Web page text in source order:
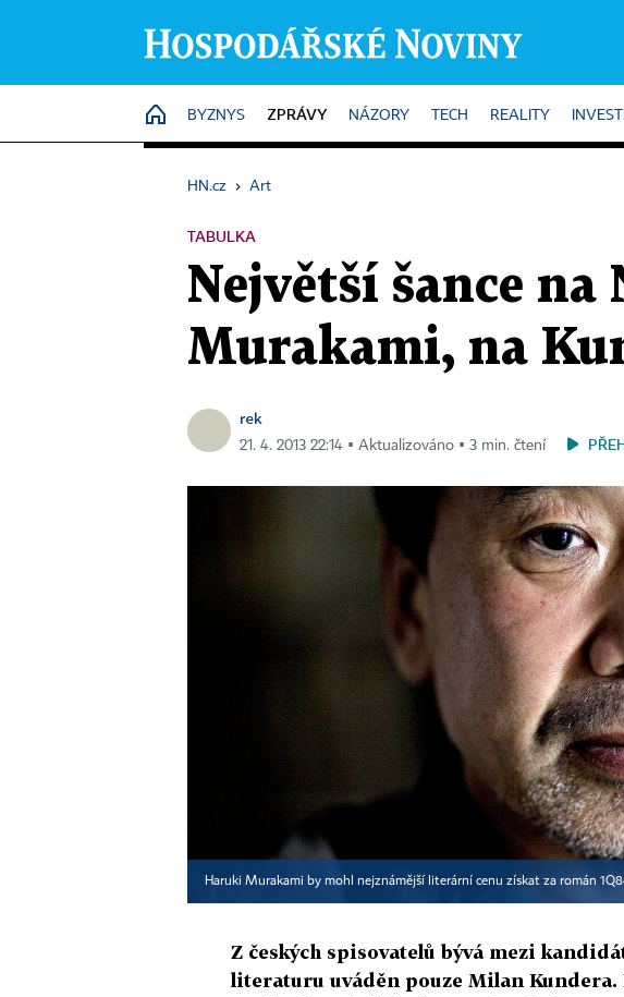
HOME
BYZNYS ZPRÁVY NÁZORY TECH REALITY
HN.cz › Art
TABULKA
Největší šance na
Murakami, na
rek
21. 4. 2013 22:14 ▪ Aktualizováno ▪ 3 min. čtení
Haruki Murakami by mohl nejznámější literární cenu získat za román
Z českých spisovatelů bývá mezi
literaturu uváděn pouze Milan Kundera.